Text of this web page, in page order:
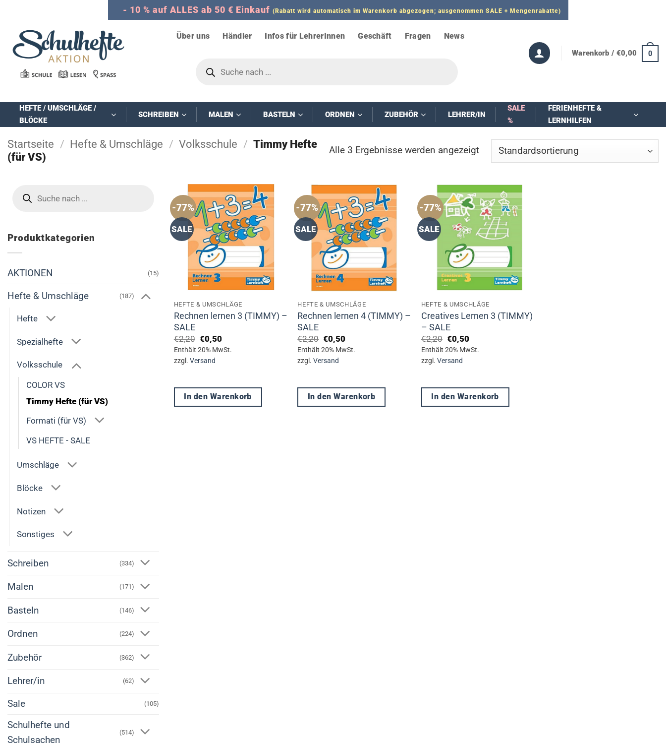
springen
- 10 % auf ALLES ab 50 € Einkauf (Rabatt wird automatisch im Warenkorb abgezogen; ausgenommen SALE + Mengenrabatte)
Über uns Händler Infos für LehrerInnen Geschäft Fragen News
search
Warenkorb / €0,00 0
HEFTE / UMSCHLÄGE /
BLÖCKE
SCHREIBEN MALEN BASTELN ORDNEN ZUBEHÖR LEHRER/IN
SALE
%
FERIENHEFTE &
LERNHILFEN
Startseite / Hefte & Umschläge / Volksschule / Timmy Hefte
(für VS)
Alle 3 Ergebnisse werden angezeigt
search
Produktkategorien
AKTIONEN (15)
Hefte & Umschläge (187)
Hefte
Spezialhefte
Volksschule
COLOR VS
Timmy Hefte (für VS)
Formati (für VS)
VS HEFTE - SALE
Umschläge
Blöcke
Notizen
Sonstiges
Schreiben (334)
Malen (171)
Basteln (146)
Ordnen (224)
Zubehör (362)
Lehrer/in (62)
Sale (105)
Schulhefte und
Schulsachen
(514)
-77%
SALE
HEFTE & UMSCHLÄGE
Rechnen lernen 3 (TIMMY) –
SALE
€2,20 Ursprünglicher
Preis
war:
€2,20
€0,50Aktueller
Preis
ist:
Enthält 20% MwSt.
zzgl. Versand
In den Warenkorb
-77%
SALE
HEFTE & UMSCHLÄGE
Rechnen lernen 4 (TIMMY) –
SALE
€2,20 Ursprünglicher
Preis
war:
€2,20
€0,50Aktueller
Preis
ist:
Enthält 20% MwSt.
zzgl.Versand
In den Warenkorb
-77%
SALE
HEFTE & UMSCHLÄGE
Creatives Lernen 3 (TIMMY)
– SALE
€2,20 Ursprünglicher
Preis
war:
€2,20
€0,50Aktueller
Preis
ist:
Enthält 20% MwSt.
zzgl. Versand
In den Warenkorb